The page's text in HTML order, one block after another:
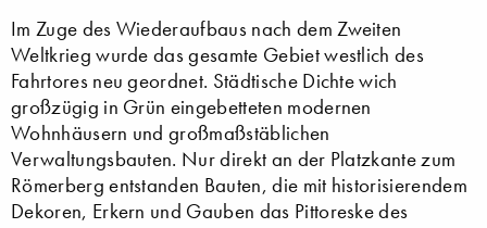
Im Zuge des Wiederaufbaus nach dem Zweiten
Weltkrieg wurde das gesamte Gebiet westlich des
Fahrtores neu geordnet. Städtische Dichte wich
großzügig in Grün eingebetteten modernen
Wohnhäusern und großmaßstäblichen
Verwaltungsbauten. Nur direkt an der Platzkante zum
Römerberg entstanden Bauten, die mit historisierendem
Dekoren, Erkern und Gauben das Pittoreske des